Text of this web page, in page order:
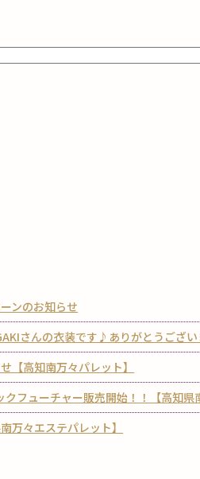
ンのお知らせ
さんの衣装です♪ありがとうござ
【高知南万々パレット】
フューチャー販売開始！！【高知県
万々エステパレット】